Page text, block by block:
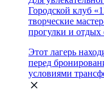
Городской клуб
творческие
прогулки и отдых
Этот лагерь
перед
условиями